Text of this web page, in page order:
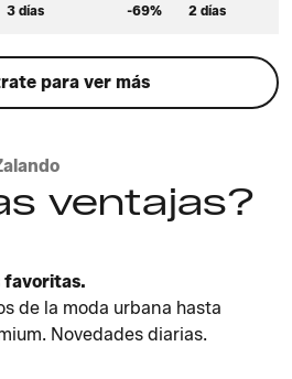
3 días -69% 2 días
para ver más
ventajas?
favoritas.
de la moda urbana hasta
Novedades diarias.